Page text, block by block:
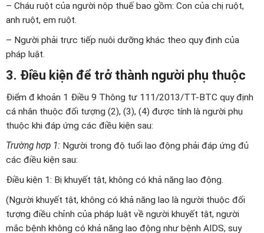
– Cháu ruột của người nộp thuế bao gồm: Con của chị ruột,
anh ruột, em ruột.
– Người phải trực tiếp nuôi dưỡng khác theo quy định của
pháp luật.
3. Điều kiện để trở thành người phụ thuộc
Điểm đ khoản 1 Điều 9 Thông tư 111/2013/TT-BTC quy định
cá nhân thuộc đối tượng (2), (3), (4) được tính là người phụ
thuộc khi đáp ứng các điều kiện sau:
Trường hợp 1: Người trong độ tuổi lao động phải đáp ứng đủ
các điều kiện sau:
Điều kiện 1: Bị khuyết tật, không có khả năng lao động.
(Người khuyết tật, không có khả năng lao là người thuộc đối
tượng điều chỉnh của pháp luật về người khuyết tật, người
mắc bệnh không có khả năng lao động như bệnh AIDS, suy